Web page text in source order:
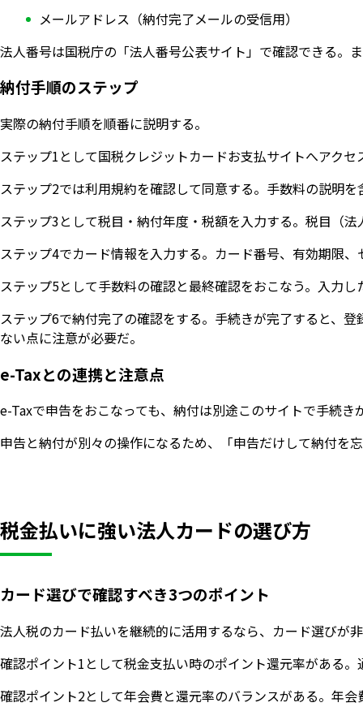
メールアドレス（納付完了メールの受信用）
法人番号は国税庁の「法人番号公表サイト」で確認できる。
納付手順のステップ
実際の納付手順を順番に説明する。
ステップ1として国税クレジットカードお支払サイトへアク
ステップ2では利用規約を確認して同意する。手数料の説明
ステップ3として税目・納付年度・税額を入力する。税目（
ステップ4でカード情報を入力する。カード番号、有効期限
ステップ5として手数料の確認と最終確認をおこなう。入力
ステップ6で納付完了の確認をする。手続きが完了すると、
ない点に注意が必要だ。
e-Taxとの連携と注意点
e-Taxで申告をおこなっても、納付は別途このサイトで手続
申告と納付が別々の操作になるため、「申告だけして納付を
税金払いに強い法人カードの選び方
カード選びで確認すべき3つのポイント
法人税のカード払いを継続的に活用するなら、カード選びが
確認ポイント1として税金支払い時のポイント還元率がある
確認ポイント2として年会費と還元率のバランスがある。年